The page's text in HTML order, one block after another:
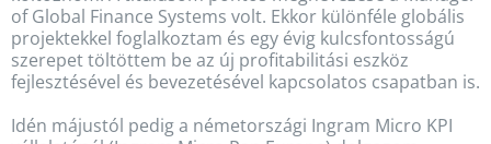
of Global Finance Systems volt. Ekkor különféle globális
projektekkel foglalkoztam és egy évig kulcsfontosságú
szerepet töltöttem be az új profitabilitási eszköz
fejlesztésével és bevezetésével kapcsolatos csapatban is.
Idén májustól pedig a németországi Ingram Micro KPI